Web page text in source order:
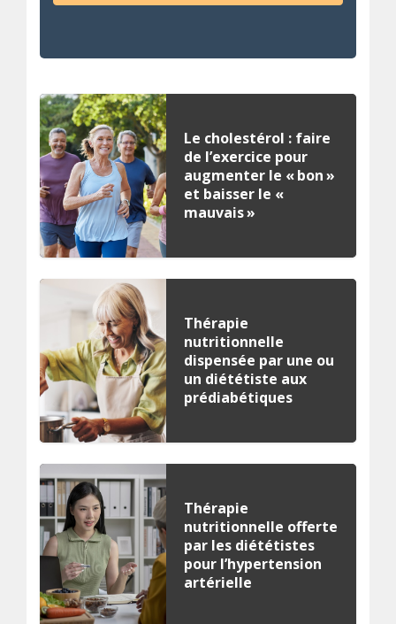
Le cholestérol : faire
de l’exercice pour
augmenter le « bon »
et baisser le «
mauvais »
Thérapie
nutritionnelle
dispensée par une ou
un diététiste aux
prédiabétiques
Thérapie
nutritionnelle offerte
par les diététistes
pour l’hypertension
artérielle